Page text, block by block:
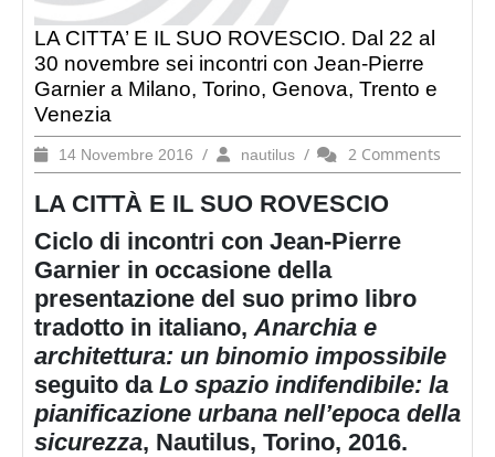
LA CITTA’ E IL SUO ROVESCIO. Dal 22 al
30 novembre sei incontri con Jean-Pierre
Garnier a Milano, Torino, Genova, Trento e
Venezia
14 Novembre 2016 14
Novembre
2016
/ nautilusnautilus
/ 2 Comments
LA CITTÀ E IL SUO ROVESCIO
Ciclo di incontri con Jean-Pierre
Garnier in occasione della
presentazione del suo primo libro
tradotto in italiano, Anarchia e
architettura: un binomio impossibile
seguito da Lo spazio indifendibile: la
pianificazione urbana nell’epoca della
sicurezza, Nautilus, Torino, 2016.